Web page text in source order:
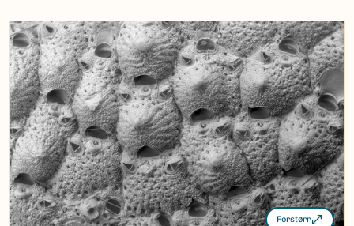
Nynorsk:Ingen
Nordsamisk/Davvisámegiella:Ingen
Vitenskapelig navn ID:41992
Takson ID:25665
Gå til Nortaxa for flere detaljer
(Ekstern lenke)
Forstørr